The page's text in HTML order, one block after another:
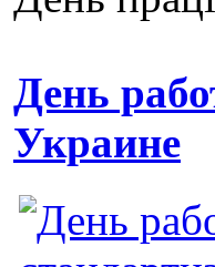
День
Украине